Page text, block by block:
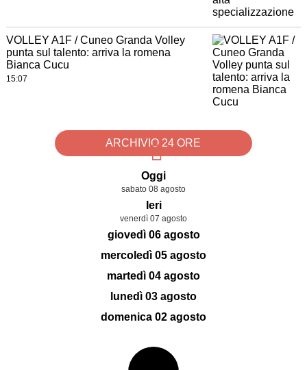
VOLLEY A1F / Cuneo Granda Volley
punta sul talento: arriva la romena
Bianca Cucu
15:07
ARCHIVIO 24 ORE
Oggi
sabato 08 agosto
Ieri
venerdì 07 agosto
giovedì 06 agosto
mercoledì 05 agosto
martedì 04 agosto
lunedì 03 agosto
domenica 02 agosto